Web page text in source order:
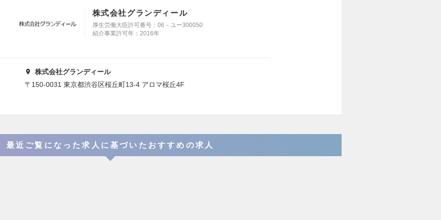
株式会社グランディール
厚生労働大臣許可番号：06－ユー300050
紹介事業許可年：2016年
株式会社グランディール
〒150-0031 東京都渋谷区桜丘町13-4 アロマ桜丘4F
最近ご覧になった求人に基づいたおすすめの求人